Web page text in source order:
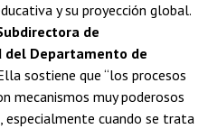
y su proyección global.
de
del Departamento de
sostiene que “los procesos
mecanismos muy poderosos
especialmente cuando se trata